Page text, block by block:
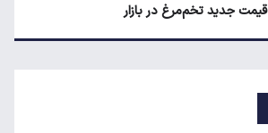
قیمت جدید تخم‌مرغ در بازار
معاملات شش رمزارز متوقف شد